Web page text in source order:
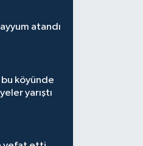
atandı
köyünde
yarıştı